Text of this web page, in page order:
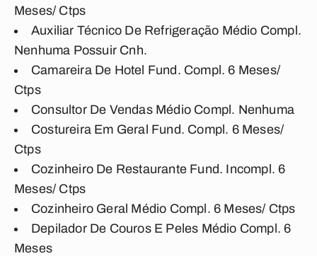
Meses/ Ctps
Auxiliar Técnico De Refrigeração Médio Compl.
Nenhuma Possuir Cnh.
Camareira De Hotel Fund. Compl. 6 Meses/
Ctps
Consultor De Vendas Médio Compl. Nenhuma
Costureira Em Geral Fund. Compl. 6 Meses/
Ctps
Cozinheiro De Restaurante Fund. Incompl. 6
Meses/ Ctps
Cozinheiro Geral Médio Compl. 6 Meses/ Ctps
Depilador De Couros E Peles Médio Compl. 6
Meses